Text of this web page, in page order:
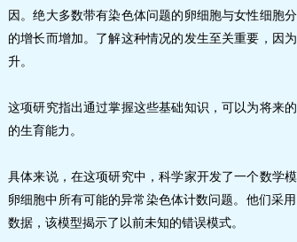
因。绝大多数带有染色体问题的卵细胞与女性细胞
的增长而增加。了解这种情况的发生至关重要，因
升。
这项研究指出通过掌握这些基础知识，可以为将来
的生育能力。
具体来说，在这项研究中，科学家开发了一个数学
卵细胞中所有可能的异常染色体计数问题。他们采
数据，该模型揭示了以前未知的错误模式。